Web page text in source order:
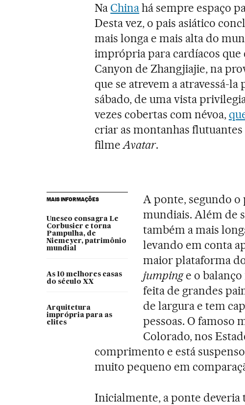
Na Chinahá sempre espaço
Desta vez, o pais asiático
mais longa e mais alta do
imprópria para cardíacos que
Canyon de Zhangjiajie, na
que se atrevem a atravessá-
sábado, de uma vista
vezes cobertas com névoa,
criar as montanhas
filmeAvatar.
MAIS INFORMAÇÕES
Unesco consagra Le
Corbusier e torna
Pampulha, de
Niemeyer, patrimônio
mundial
As 10 melhores casas
do século XX
Arquitetura
imprópria para as
elites
A ponte, segundo o
mundiais. Além de
também a mais
levando em conta
maior plataforma
jumpinge o balanço
feita de grandes
de largura e tem
pessoas. O famoso
Colorado, nos
comprimento e está
muito pequeno em
Inicialmente, a ponte deveria